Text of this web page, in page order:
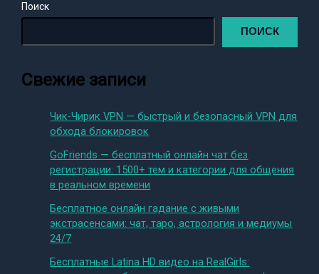
Поиск
ПОИСК
Свежие записи
Чик-Чирик VPN — быстрый и безопасный VPN для
обхода блокировок
GoFriends — бесплатный онлайн чат без
регистрации: 1500+ тем и категории для общения
в реальном времени
Бесплатное онлайн гадание с живыми
экстрасенсами: чат, таро, астрология и медиумы
24/7
Бесплатные Latina HD видео на RealGirls: